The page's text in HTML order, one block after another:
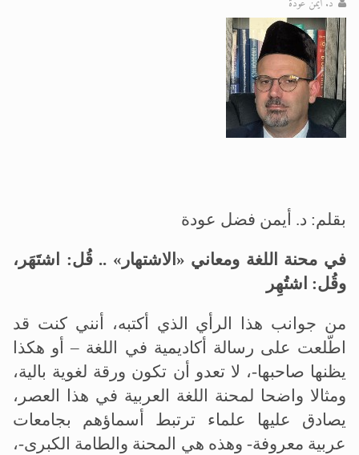
الحجّ.. دلالات، حِكم، وأهداف >> المزيد
اقرأ هذا المقال في أهمية عيد
د. أيمن عودة
بقلم: د. أيمن فضل عودة
في محنة اللغة ومعاني «الاشتهار» .. قُل: اشتَهَر،
وقُل: اشتُهِر
من جوانب هذا الرأي الذي أكتبه، أنني كنت قد
اطّلعت على رسالة أكاديمية في اللغة – أو هكذا
يظنها صاحبها-، لا تعدو أن تكون ورقة لغوية بالية،
ومثالا واضحا لمحنة اللغة العربية في هذا العصر،
يصادق عليها علماء ترتبط أسماؤهم بجامعات
عربية معروفة- وهذه هي المحنة والطامة الكبرى-،